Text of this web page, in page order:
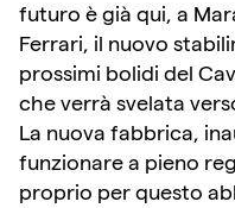
futuro è già qui, a
Ferrari, il nuovo
prossimi bolidi del
che verrà svelata
La nuova fabbrica,
funzionare a pieno
proprio per questo